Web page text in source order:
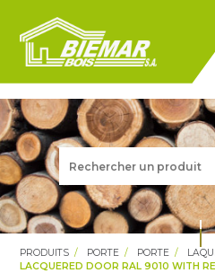
PRODUITS PORTE PORTE
LACQUERED DOOR RAL 9010 WITH